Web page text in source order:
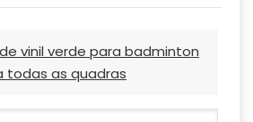
vinil verde para badminton
todas as quadras